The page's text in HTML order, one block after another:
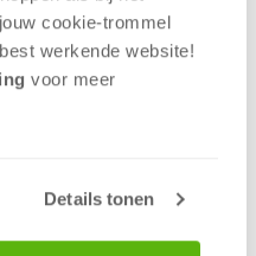
cookie-trommel
werkende website​!
voor meer
Details tonen
onderhandelingen en
over. Wie heeft een
voor. Nou, daar wil
wanneer komt die 9
hé. … Monopoly! Ik wil